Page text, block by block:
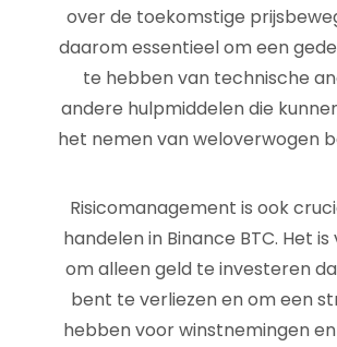
over de toekomstige
daarom essentieel om een
te hebben van technische
andere hulpmiddelen die
het nemen van weloverwogen
Risicomanagement is ook
handelen in Binance BTC. Het
om alleen geld te investeren
bent te verliezen en om een
hebben voor winstnemingen